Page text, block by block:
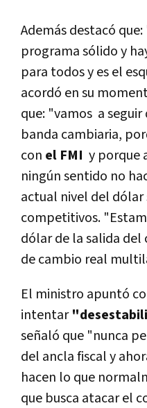
Además destacó
programa sólido y
para todos y es el
acordó en su
que: "vamos a
banda cambiaria,
con el FMI y porque
ningún sentido no
actual nivel del dólar
competitivos.
dólar de la salida del
de cambio real
El ministro apuntó
intentar
señaló que "nunca
del ancla fiscal y
hacen lo que
que busca atacar el